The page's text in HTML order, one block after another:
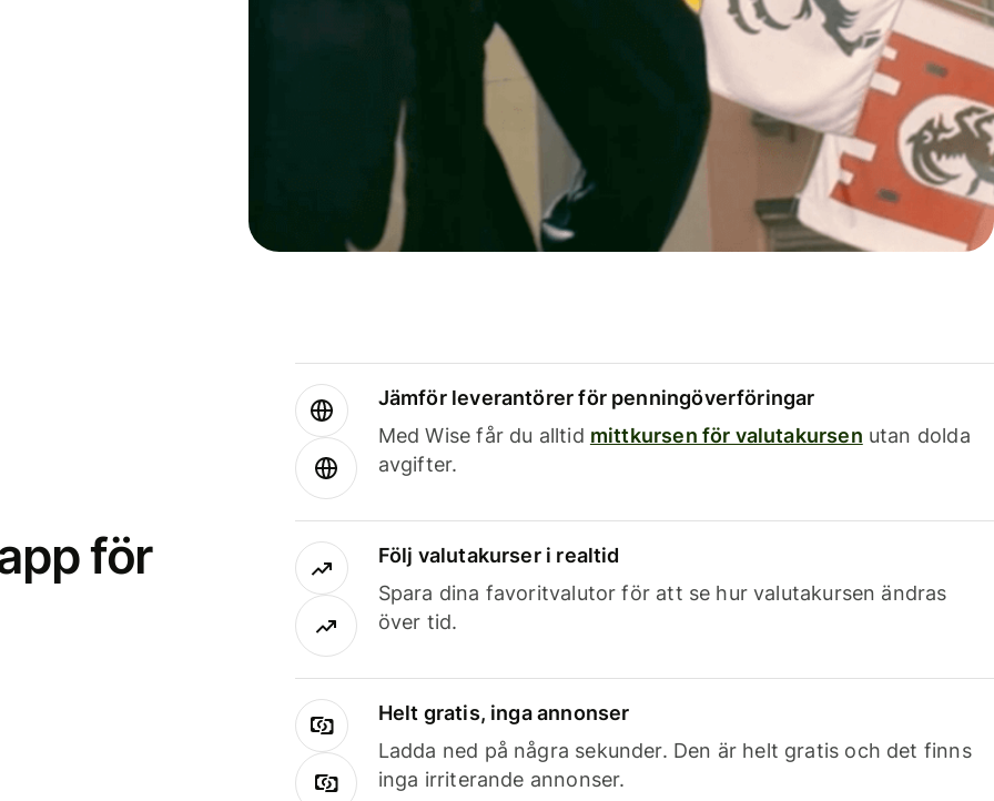
för
Jämför leverantörer för penningöverföringar
Med Wise får du alltid mittkursen för valutakursen utan dolda
avgifter.
Följ valutakurser i realtid
Spara dina favoritvalutor för att se hur valutakursen ändras
över tid.
Helt gratis, inga annonser
Ladda ned på några sekunder. Den är helt gratis och det finns
inga irriterande annonser.